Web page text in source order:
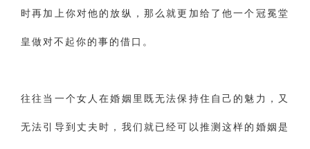
时再加上你对他的放纵，那么就更加给了他一个冠冕堂
皇做对不起你的事的借口。
往往当一个女人在婚姻里既无法保持住自己的魅力，又
无法引导到丈夫时，我们就已经可以推测这样的婚姻是